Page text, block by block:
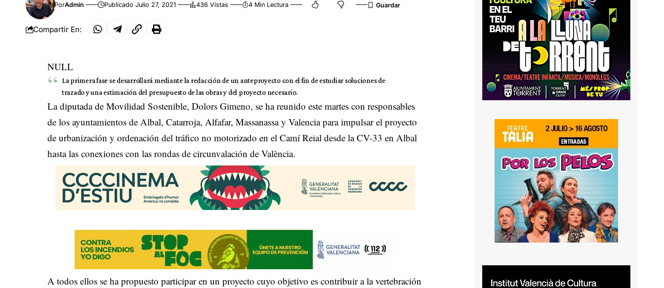
PorAdmin Publicado Julio 27, 2021 436 Vistas 4 Min Lectura
Compartir En:
NULL
La primera fase se desarrollará mediante la redacción de un anteproyecto con el fin de estudiar soluciones de
trazado y una estimación del presupuesto de las obras y del proyecto necesario.
La diputada de Movilidad Sostenible, Dolors Gimeno, se ha reunido este martes con responsables
de los ayuntamientos de Albal, Catarroja, Alfafar, Massanassa y Valencia para impulsar el proyecto
de urbanización y ordenación del tráfico no motorizado en el Camí Reial desde la CV-33 en Albal
hasta las conexiones con las rondas de circunvalación de València.
A todos ellos se ha propuesto participar en un proyecto cuyo objetivo es contribuir a la vertebración